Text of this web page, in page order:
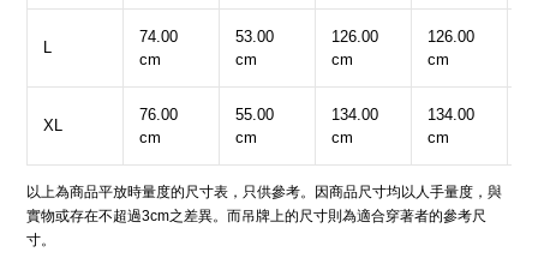
L
74.00
cm
53.00
cm
126.00
cm
126.00
cm
XL
76.00
cm
55.00
cm
134.00
cm
134.00
cm
以上為商品平放時量度的尺寸表，只供參考。因商品尺寸均以人手量度，與
實物或存在不超過3cm之差異。而吊牌上的尺寸則為適合穿著者的參考尺
寸。